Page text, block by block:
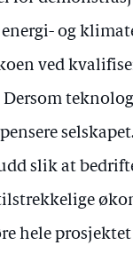
og
ved
slik at
hele prosjektet